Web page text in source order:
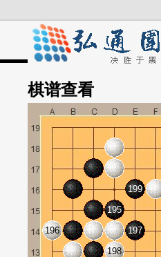
棋谱查看
195
196
197
198
199